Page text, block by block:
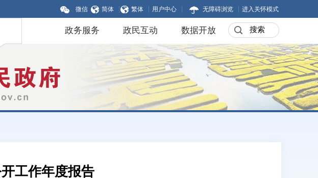
微信 简体 繁体 用户中心 无障碍浏览 进入关怀模式
政务服务 政民互动 数据开放
工作年度报告